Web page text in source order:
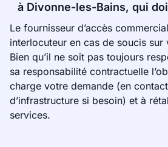
à Divonne-les-Bains, qui
Le fournisseur d’accès
interlocuteur en cas de soucis sur
Bien qu’il ne soit pas toujours
sa responsabilité contractuelle
charge votre demande (en
d’infrastructure si besoin) et à
services.